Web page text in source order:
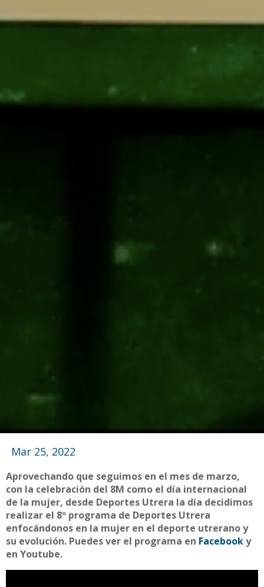
Mar 25, 2022
Aprovechando que seguimos en el mes de marzo,
con la celebración del 8M como el día internacional
de la mujer, desde Deportes Utrera la día decidimos
realizar el 8º programa de Deportes Utrera
enfocándonos en la mujer en el deporte utrerano y
su evolución. Puedes ver el programa en Facebooky
en Youtube.